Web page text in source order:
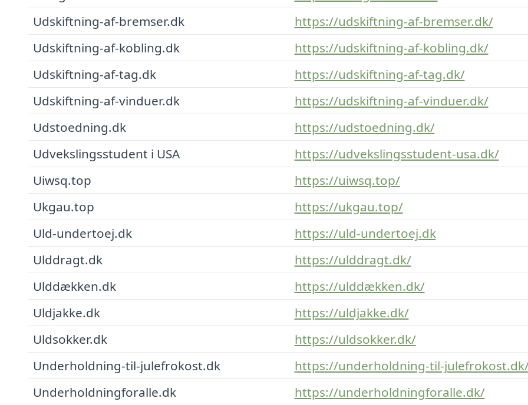
Udskiftning-af-bremser.dk
https://udskiftning-af-bremser.dk/
Udskiftning-af-kobling.dk
https://udskiftning-af-kobling.dk/
Udskiftning-af-tag.dk
https://udskiftning-af-tag.dk/
Udskiftning-af-vinduer.dk
https://udskiftning-af-vinduer.dk/
Udstoedning.dk
https://udstoedning.dk/
Udvekslingsstudent i USA
https://udvekslingsstudent-usa.dk/
Uiwsq.top
https://uiwsq.top/
Ukgau.top
https://ukgau.top/
Uld-undertoej.dk
https://uld-undertoej.dk
Ulddragt.dk
https://ulddragt.dk/
Ulddækken.dk
https://ulddækken.dk/
Uldjakke.dk
https://uldjakke.dk/
Uldsokker.dk
https://uldsokker.dk/
Underholdning-til-julefrokost.dk
https://underholdning-til-
Underholdningforalle.dk
https://underholdningforalle.dk/